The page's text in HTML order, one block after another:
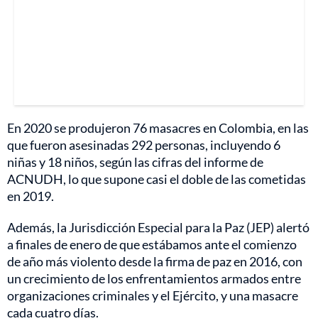
En 2020 se produjeron 76 masacres en Colombia, en las
que fueron asesinadas 292 personas, incluyendo 6
niñas y 18 niños, según las cifras del informe de
ACNUDH, lo que supone casi el doble de las cometidas
en 2019.
Además, la Jurisdicción Especial para la Paz (JEP) alertó
a finales de enero de que estábamos ante el comienzo
de año más violento desde la firma de paz en 2016, con
un crecimiento de los enfrentamientos armados entre
organizaciones criminales y el Ejército, y una masacre
cada cuatro días.